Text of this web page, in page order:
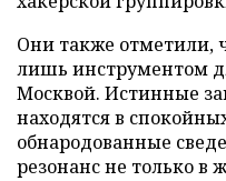
Они также отметили,
лишь инструментом
Москвой. Истинные
находятся в
обнародованные
резонанс не только в